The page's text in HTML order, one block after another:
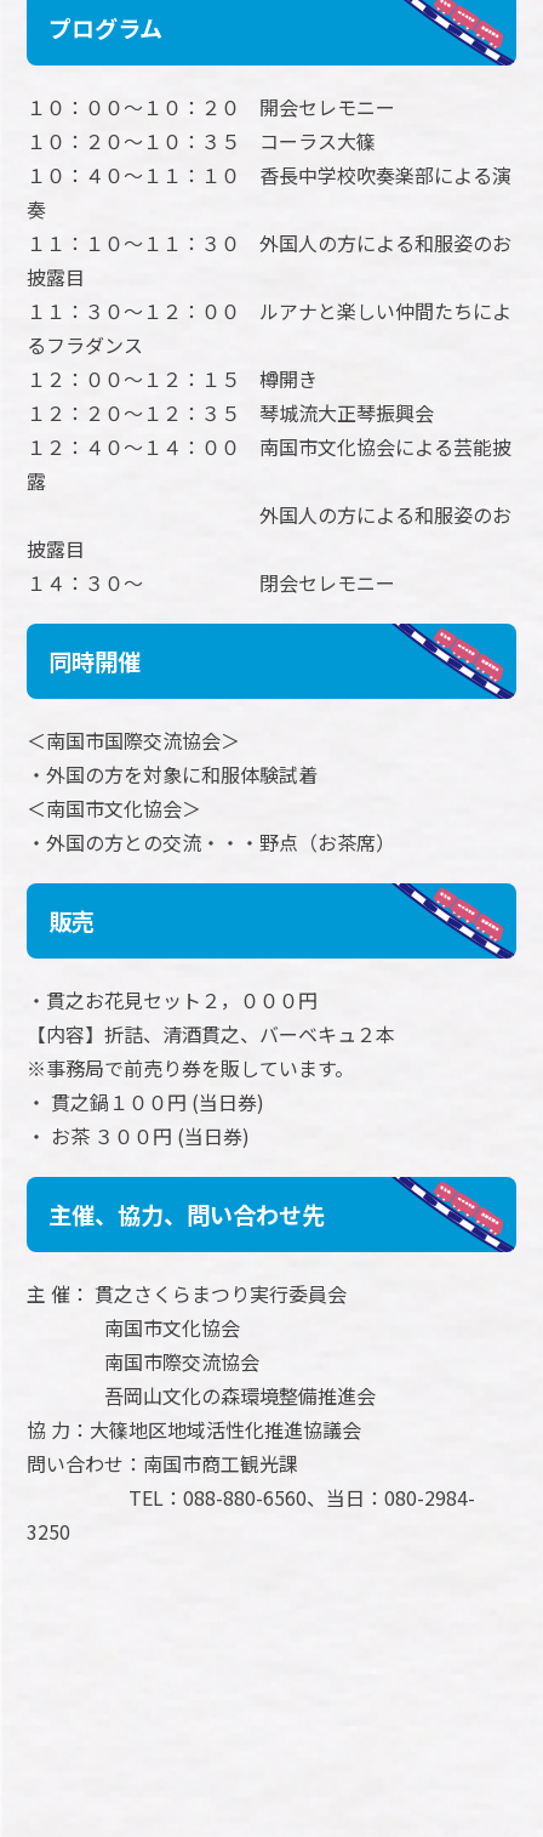
プログラム
１０：００～１０：２０ 開会セレモニー
１０：２０～１０：３５ コーラス大篠
１０：４０～１１：１０ 香長中学校吹奏楽部による演
奏
１１：１０～１１：３０ 外国人の方による和服姿のお
披露目
１１：３０～１２：００ ルアナと楽しい仲間たちによ
るフラダンス
１２：００～１２：１５ 樽開き
１２：２０～１２：３５ 琴城流大正琴振興会
１２：４０～１４：００ 南国市文化協会による芸能披
露
外国人の方による和服姿のお
披露目
１４：３０～ 閉会セレモニー
同時開催
＜南国市国際交流協会＞
・外国の方を対象に和服体験試着
＜南国市文化協会＞
・外国の方との交流・・・野点（お茶席）
販売
・貫之お花見セット２，０００円
【内容】折詰、清酒貫之、バーベキュ２本
※事務局で前売り券を販しています。
・ 貫之鍋１００円 (当日券)
・ お茶 ３００円 (当日券)
主催、協力、問い合わせ先
主 催： 貫之さくらまつり実行委員会
南国市文化協会
南国市際交流協会
吾岡山文化の森環境整備推進会
協 力：大篠地区地域活性化推進協議会
問い合わせ：南国市商工観光課
TEL：088-880-6560、当日：080-2984-
3250